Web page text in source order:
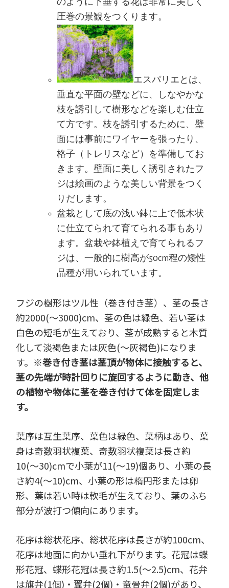
のように下垂する花は非常に美しく
圧巻の景観をつくります。
エスパリエとは、
垂直な平面の壁などに、しなやかな
枝を誘引して樹形などを楽しむ仕立
て方です。枝を誘引するために、壁
面には事前にワイヤーを張ったり、
格子（トレリスなど）を準備してお
きます。壁面に美しく誘引されたフ
ジは絵画のような美しい背景をつく
りだします。
盆栽として底の浅い鉢に上で低木状
に仕立てられて育てられる事もあり
ます。盆栽や鉢植えで育てられるフ
ジは、一般的に樹高が50cm程の矮性
品種が用いられています。
フジの樹形はツル性（巻き付き茎）、茎の長さ
約2000(～3000)cm、茎の色は緑色、若い茎は
白色の短毛が生えており、茎が成熟すると木質
化して淡褐色または灰色(～灰褐色)になりま
す。※巻き付き茎は茎頂が物体に接触すると、
茎の先端が時計回りに旋回するように動き、他
の植物や物体に茎を巻き付けて体を固定しま
す。
葉序は互生葉序、葉色は緑色、葉柄はあり、葉
身は奇数羽状複葉、奇数羽状複葉は長さ約
10(～30)cmで小葉が11(～19)個あり、小葉の長
さ約4(～10)cm、小葉の形は楕円形または卵
形、葉は若い時は軟毛が生えており、葉のふち
部分が波打つ傾向にあります。
花序は総状花序、総状花序は長さが約100cm、
花序は地面に向かい垂れ下がります。花冠は蝶
形花冠、蝶形花冠は長さ約1.5(～2.5)cm、花弁
は旗弁(1個)・翼弁(2個)・竜骨弁(2個)があり、